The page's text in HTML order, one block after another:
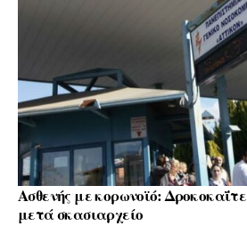
Ασθενής με κορωνοϊό:
μετά σκασιαρχείο